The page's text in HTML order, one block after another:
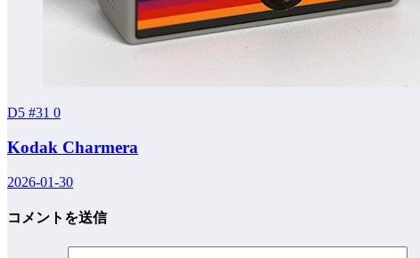
D5 #31 0
Kodak Charmera
2026-01-30
コメントを送信